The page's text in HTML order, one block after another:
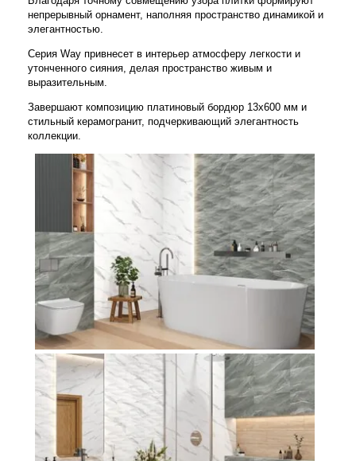
непрерывный орнамент, наполняя пространство динамикой и
элегантностью.
Серия Way привнесет в интерьер атмосферу легкости и
утонченного сияния, делая пространство живым и
выразительным.
Завершают композицию платиновый бордюр 13x600 мм и
стильный керамогранит, подчеркивающий элегантность
коллекции.